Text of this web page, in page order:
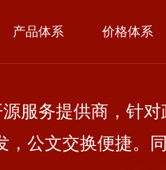
产品体系 价格体系
务提供商，针对
，公文交换便捷。